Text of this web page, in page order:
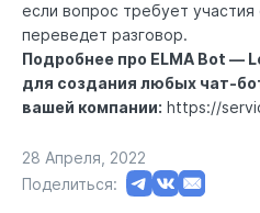
если вопрос требует
переведет разговор.
Подробнее про ELMA Bot —
для создания любых чат-
вашей компании: https://
28 Апреля, 2022
Поделиться: